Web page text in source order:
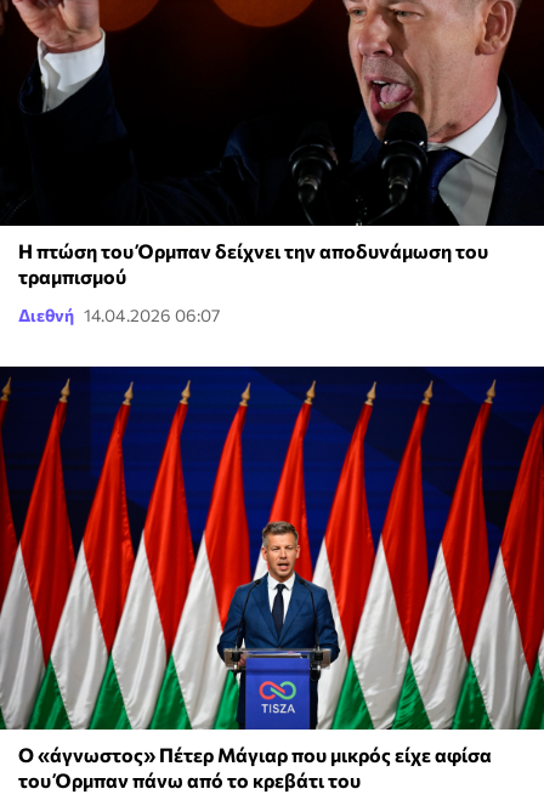
Η πτώση του Όρμπαν δείχνει την αποδυνάμωση του
τραμπισμού
Διεθνή 14.04.2026 06:07
Ο «άγνωστος» Πέτερ Μάγιαρ που μικρός είχε αφίσα
του Όρμπαν πάνω από το κρεβάτι του